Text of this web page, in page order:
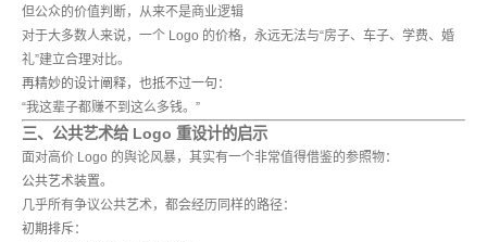
但公众的价值判断，从来不是商业逻辑
对于大多数人来说，一个 Logo 的价格，永远无法与“房子、车子、学费、婚
礼”建立合理对比。
再精妙的设计阐释，也抵不过一句：
“我这辈子都赚不到这么多钱。”
三、公共艺术给 Logo 重设计的启示
面对高价 Logo 的舆论风暴，其实有一个非常值得借鉴的参照物：
公共艺术装置。
几乎所有争议公共艺术，都会经历同样的路径：
初期排斥：